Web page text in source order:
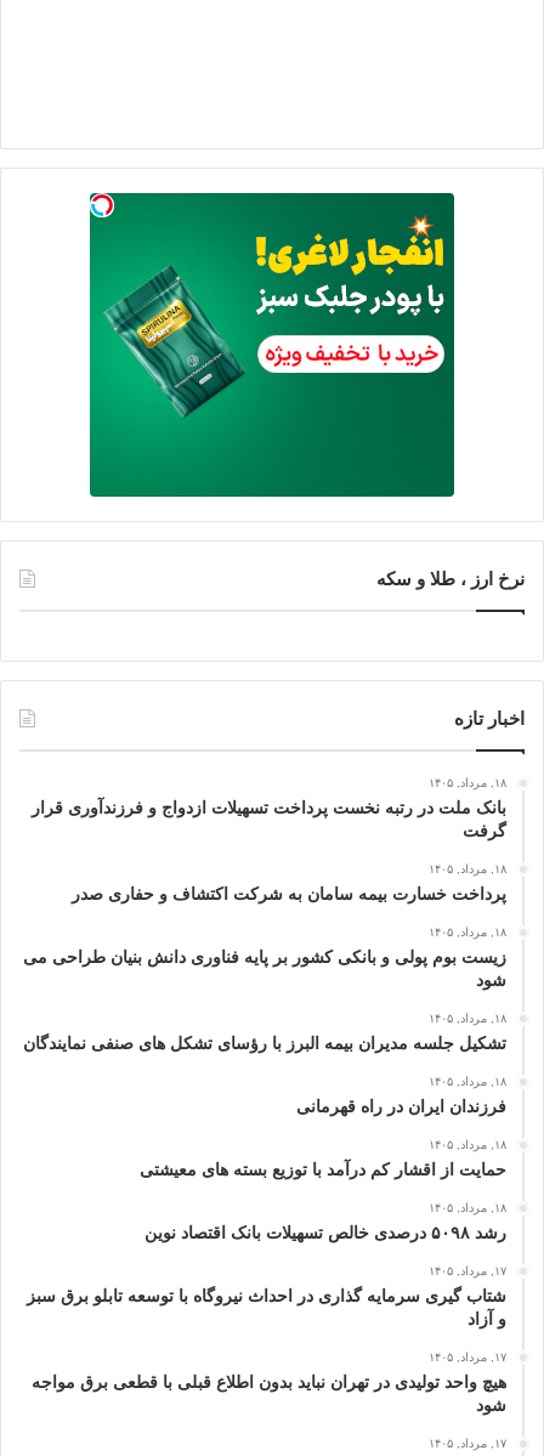
نرخ ارز ، طلا و سکه
اخبار تازه
۱۸, مرداد, ۱۴۰۵
بانک ملت در رتبه نخست پرداخت تسهیلات ازدواج و فرزندآوری قرار
گرفت
۱۸, مرداد, ۱۴۰۵
پرداخت خسارت بیمه سامان به شرکت اکتشاف و حفاری صدر
۱۸, مرداد, ۱۴۰۵
زیست بوم پولی و بانکی کشور بر پایه فناوری دانش بنیان طراحی می
شود
۱۸, مرداد, ۱۴۰۵
تشکیل جلسه مدیران بیمه البرز با رؤسای تشکل های صنفی نمایندگان
۱۸, مرداد, ۱۴۰۵
فرزندان ایران در راه قهرمانی
۱۸, مرداد, ۱۴۰۵
حمایت از اقشار کم‌ درآمد با توزیع بسته‌ های معیشتی
۱۸, مرداد, ۱۴۰۵
رشد ۵۰۹۸ درصدی خالص تسهیلات بانک اقتصاد نوین
۱۷, مرداد, ۱۴۰۵
شتاب گیری سرمایه گذاری در احداث نیروگاه با توسعه تابلو برق سبز
و آزاد
۱۷, مرداد, ۱۴۰۵
هیچ واحد تولیدی در تهران نباید بدون اطلاع قبلی با قطعی برق مواجه
شود
۱۷, مرداد, ۱۴۰۵